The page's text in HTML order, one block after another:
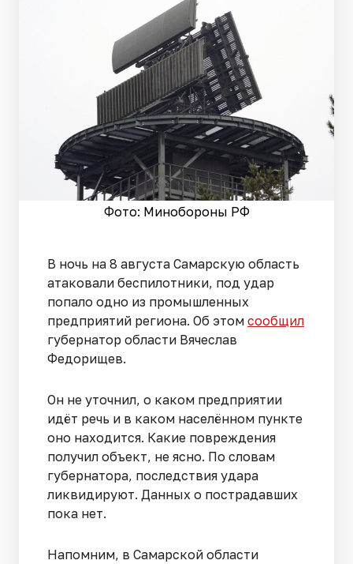
Фото: Минобороны РФ
В ночь на 8 августа Самарскую область
атаковали беспилотники, под удар
попало одно из промышленных
предприятий региона. Об этом сообщил
губернатор области Вячеслав
Федорищев.
Он не уточнил, о каком предприятии
идёт речь и в каком населённом пункте
оно находится. Какие повреждения
получил объект, не ясно. По словам
губернатора, последствия удара
ликвидируют. Данных о пострадавших
пока нет.
Напомним, в Самарской области